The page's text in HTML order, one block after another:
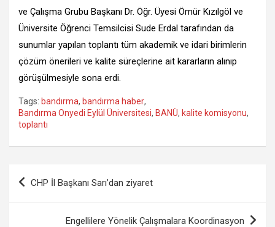
ve Çalışma Grubu Başkanı Dr. Öğr. Üyesi Ömür Kızılgöl ve
Üniversite Öğrenci Temsilcisi Sude Erdal tarafından da
sunumlar yapılan toplantı tüm akademik ve idari birimlerin
çözüm önerileri ve kalite süreçlerine ait kararların alınıp
görüşülmesiyle sona erdi.
Tags: bandırma, bandırma haber,
Bandırma Onyedi Eylül Üniversitesi, BANÜ, kalite komisyonu,
toplantı
Yazı
gezinmesi
CHP İl Başkanı Sarı’dan ziyaret
Engellilere Yönelik Çalışmalara Koordinasyon